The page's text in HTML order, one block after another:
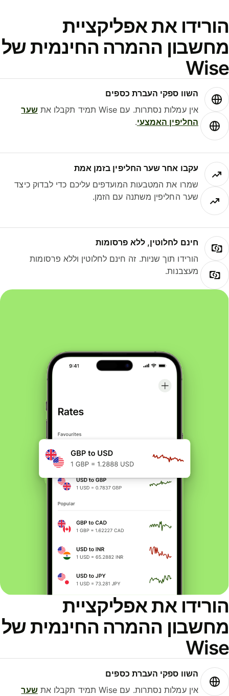
את אפליקציית
ההמרה החינמית של
השוו ספקי העברת כספים
אין עמלות נסתרות. עם Wise תמיד תקבלו את
שער
החליפין האמצעי.
עקבו אחר שער החליפין בזמן אמת
שמרו את המטבעות המועדפים עליכם כדי לבדוק כיצד
שער החליפין משתנה עם הזמן.
חינם לחלוטין, ללא פרסומות
הורידו תוך שניות. זה חינם לחלוטין וללא פרסומות
מעצבנות.
את אפליקציית
ההמרה החינמית של
השוו ספקי העברת כספים
אין עמלות נסתרות. עם Wise תמיד תקבלו את
שער